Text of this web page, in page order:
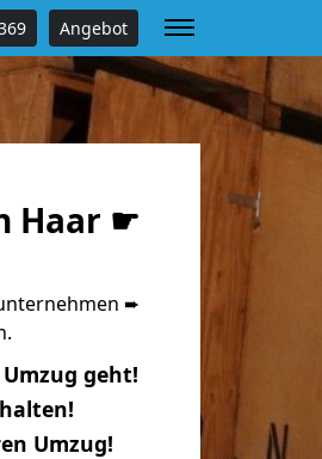
Angebot
Haar ☛
➨
geht!
Umzug!